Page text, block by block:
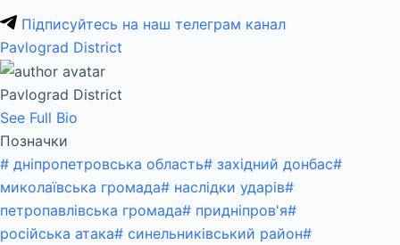
Підписуйтесь на наш телеграм канал
Pavlograd District
Pavlograd District
See Full Bio
Позначки
# дніпропетровська область# західний донбас#
миколаївська громада# наслідки ударів#
петропавлівська громада# придніпров'я#
російська атака# синельниківський район#